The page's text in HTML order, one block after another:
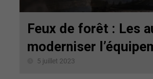
Feux de forêt : Les
moderniser
5 juillet 2023